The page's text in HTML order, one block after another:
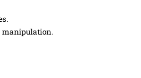
mani­pu­la­tion.